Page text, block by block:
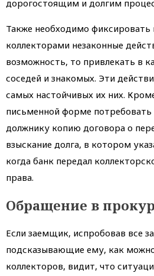
дорогостоящим и долгим
Также необходимо
коллекторами незаконные
возможность, то привлекать в
соседей и знакомых. Эти
самых настойчивых их них.
письменной форме потребовать
должнику копию договора о
взыскание долга, в котором
когда банк передал
права.
Обращение в
Если заемщик, испробовав все
подсказывающие ему, как
коллекторов, видит, что